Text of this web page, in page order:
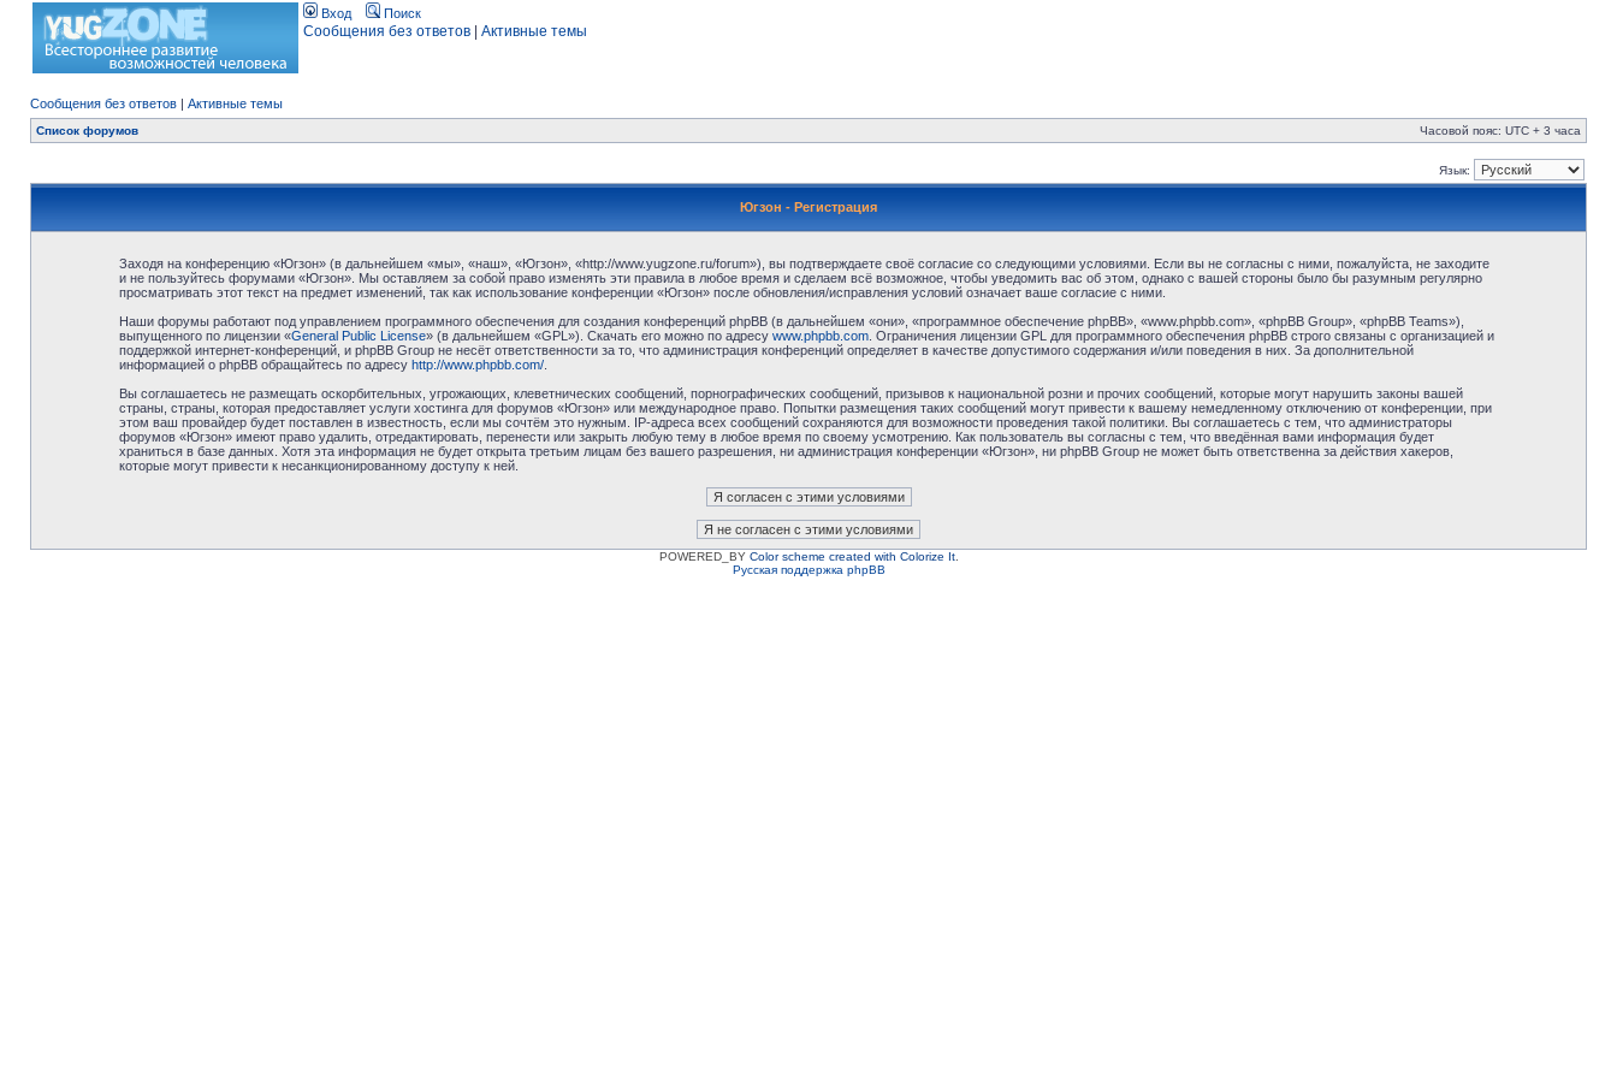
Вход Поиск
Сообщения без ответов Активные темы
Сообщения без ответов | Активные темы
Список форумов Часовой пояс: UTC + 3 часа
Язык:
Югзон - Регистрация
Заходя на конференцию «Югзон» (в дальнейшем «мы», «наш», «Югзон», «http://www.yugzone.ru/forum»), вы подтверждаете своё согласие со следующими условиями. Если вы не согласны с ними, пожалуйста, не заходите
и не пользуйтесь форумами «Югзон». Мы оставляем за собой право изменять эти правила в любое время и сделаем всё возможное, чтобы уведомить вас об этом, однако с вашей стороны было бы разумным регулярно
просматривать этот текст на предмет изменений, так как использование конференции «Югзон» после обновления/исправления условий означает ваше согласие с ними.
Наши форумы работают под управлением программного обеспечения для создания конференций phpBB (в дальнейшем «они», «программное обеспечение phpBB», «www.phpbb.com», «phpBB Group», «phpBB Teams»),
выпущенного по лицензии «General Public License» (в дальнейшем «GPL»). Скачать его можно по адресу www.phpbb.com. Ограничения лицензии GPL для программного обеспечения phpBB строго связаны с организацией и
поддержкой интернет-конференций, и phpBB Group не несёт ответственности за то, что администрация конференций определяет в качестве допустимого содержания и/или поведения в них. За дополнительной
информацией о phpBB обращайтесь по адресу http://www.phpbb.com/.
Вы соглашаетесь не размещать оскорбительных, угрожающих, клеветнических сообщений, порнографических сообщений, призывов к национальной розни и прочих сообщений, которые могут нарушить законы вашей
страны, страны, которая предоставляет услуги хостинга для форумов «Югзон» или международное право. Попытки размещения таких сообщений могут привести к вашему немедленному отключению от конференции, при
этом ваш провайдер будет поставлен в известность, если мы сочтём это нужным. IP-адреса всех сообщений сохраняются для возможности проведения такой политики. Вы соглашаетесь с тем, что администраторы
форумов «Югзон» имеют право удалить, отредактировать, перенести или закрыть любую тему в любое время по своему усмотрению. Как пользователь вы согласны с тем, что введённая вами информация будет
храниться в базе данных. Хотя эта информация не будет открыта третьим лицам без вашего разрешения, ни администрация конференции «Югзон», ни phpBB Group не может быть ответственна за действия хакеров,
которые могут привести к несанкционированному доступу к ней.
POWERED_BY Color scheme created with Colorize It.
Русская поддержка phpBB